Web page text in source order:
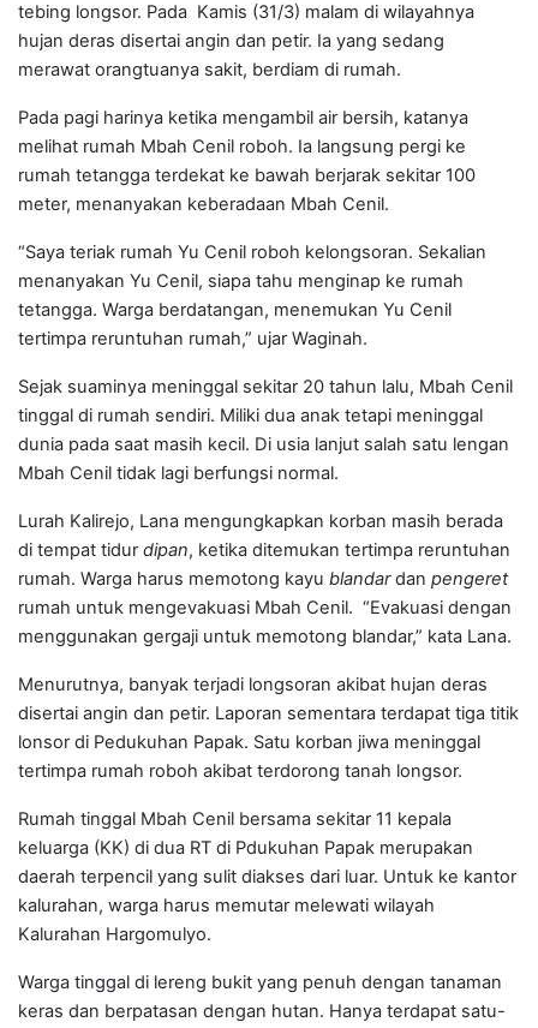
tebing longsor. Pada Kamis (31/3) malam di wilayahnya
hujan deras disertai angin dan petir. Ia yang sedang
merawat orangtuanya sakit, berdiam di rumah.
Pada pagi harinya ketika mengambil air bersih, katanya
melihat rumah Mbah Cenil roboh. Ia langsung pergi ke
rumah tetangga terdekat ke bawah berjarak sekitar 100
meter, menanyakan keberadaan Mbah Cenil.
“Saya teriak rumah Yu Cenil roboh kelongsoran. Sekalian
menanyakan Yu Cenil, siapa tahu menginap ke rumah
tetangga. Warga berdatangan, menemukan Yu Cenil
tertimpa reruntuhan rumah,” ujar Waginah.
Sejak suaminya meninggal sekitar 20 tahun lalu, Mbah Cenil
tinggal di rumah sendiri. Miliki dua anak tetapi meninggal
dunia pada saat masih kecil. Di usia lanjut salah satu lengan
Mbah Cenil tidak lagi berfungsi normal.
Lurah Kalirejo, Lana mengungkapkan korban masih berada
di tempat tidurdipan, ketika ditemukan tertimpa reruntuhan
rumah. Warga harus memotong kayu blandardan pengeret
rumah untuk mengevakuasi Mbah Cenil. “Evakuasi dengan
menggunakan gergaji untuk memotong blandar,” kata Lana.
Menurutnya, banyak terjadi longsoran akibat hujan deras
disertai angin dan petir. Laporan sementara terdapat tiga titik
lonsor di Pedukuhan Papak. Satu korban jiwa meninggal
tertimpa rumah roboh akibat terdorong tanah longsor.
Rumah tinggal Mbah Cenil bersama sekitar 11 kepala
keluarga (KK) di dua RT di Pdukuhan Papak merupakan
daerah terpencil yang sulit diakses dari luar. Untuk ke kantor
kalurahan, warga harus memutar melewati wilayah
Kalurahan Hargomulyo.
Warga tinggal di lereng bukit yang penuh dengan tanaman
keras dan berpatasan dengan hutan. Hanya terdapat satu-